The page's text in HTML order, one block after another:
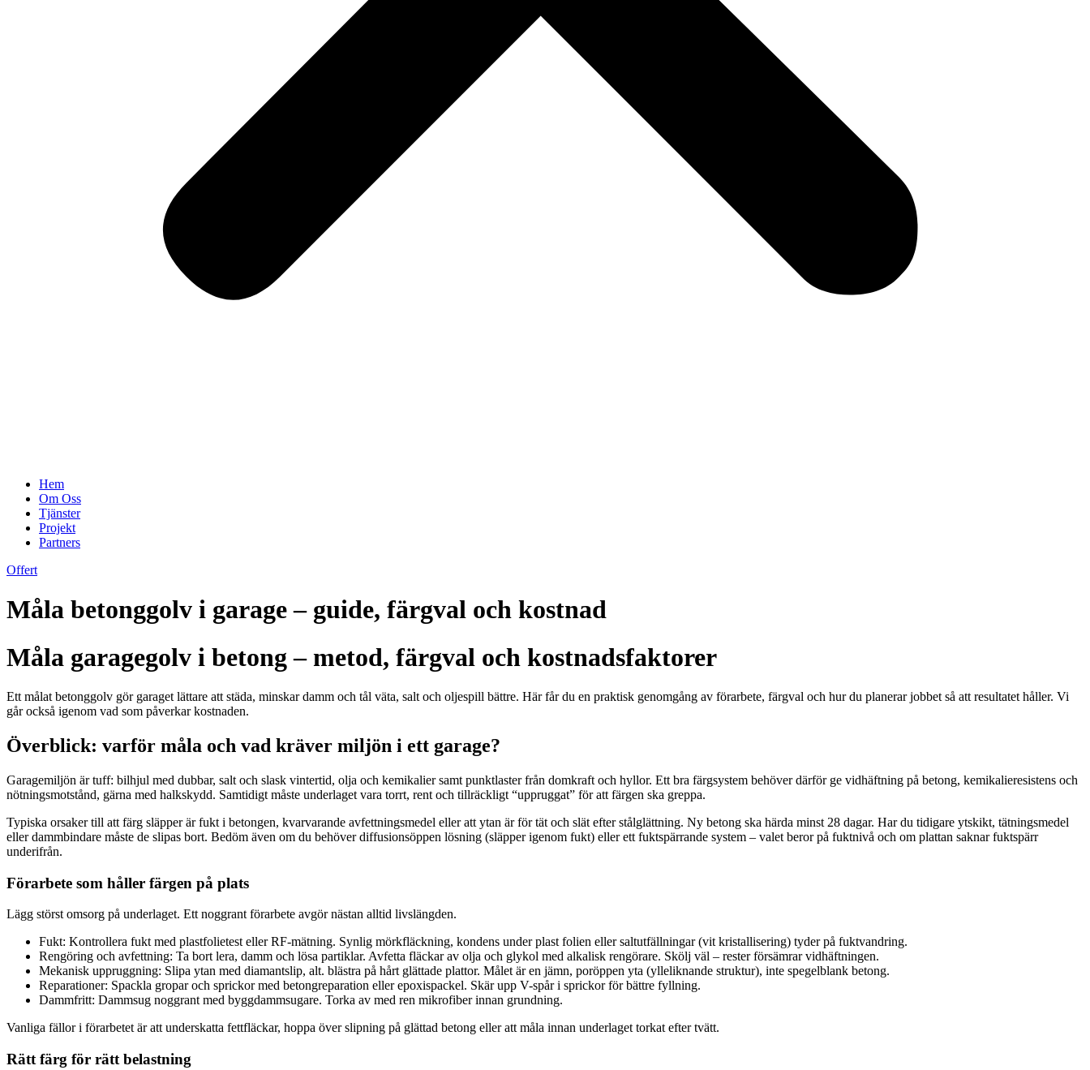
Hem
Om Oss
Tjänster
Projekt
Partners
Offert
Måla betonggolv i garage – guide, färgval och kostnad
Måla garagegolv i betong – metod, färgval och kostnadsfaktorer
Ett målat betonggolv gör garaget lättare att städa, minskar damm och tål väta, salt och oljespill bättre. Här får du en praktisk genomgång av förarbete, färgval och hur du planerar jobbet så att resultatet håller. Vi
går också igenom vad som påverkar kostnaden.
Överblick: varför måla och vad kräver miljön i ett garage?
Garagemiljön är tuff: bilhjul med dubbar, salt och slask vintertid, olja och kemikalier samt punktlaster från domkraft och hyllor. Ett bra färgsystem behöver därför ge vidhäftning på betong, kemikalieresistens och
nötningsmotstånd, gärna med halkskydd. Samtidigt måste underlaget vara torrt, rent och tillräckligt “uppruggat” för att färgen ska greppa.
Typiska orsaker till att färg släpper är fukt i betongen, kvarvarande avfettningsmedel eller att ytan är för tät och slät efter stålglättning. Ny betong ska härda minst 28 dagar. Har du tidigare ytskikt, tätningsmedel
eller dammbindare måste de slipas bort. Bedöm även om du behöver diffusionsöppen lösning (släpper igenom fukt) eller ett fuktspärrande system – valet beror på fuktnivå och om plattan saknar fuktspärr
underifrån.
Förarbete som håller färgen på plats
Lägg störst omsorg på underlaget. Ett noggrant förarbete avgör nästan alltid livslängden.
Fukt: Kontrollera fukt med plastfolietest eller RF-mätning. Synlig mörkfläckning, kondens under plast folien eller saltutfällningar (vit kristallisering) tyder på fuktvandring.
Rengöring och avfettning: Ta bort lera, damm och lösa partiklar. Avfetta fläckar av olja och glykol med alkalisk rengörare. Skölj väl – rester försämrar vidhäftningen.
Mekanisk uppruggning: Slipa ytan med diamantslip, alt. blästra på hårt glättade plattor. Målet är en jämn, poröppen yta (ylleliknande struktur), inte spegelblank betong.
Reparationer: Spackla gropar och sprickor med betongreparation eller epoxispackel. Skär upp V-spår i sprickor för bättre fyllning.
Dammfritt: Dammsug noggrant med byggdammsugare. Torka av med ren mikrofiber innan grundning.
Vanliga fällor i förarbetet är att underskatta fettfläckar, hoppa över slipning på glättad betong eller att måla innan underlaget torkat efter tvätt.
Rätt färg för rätt belastning